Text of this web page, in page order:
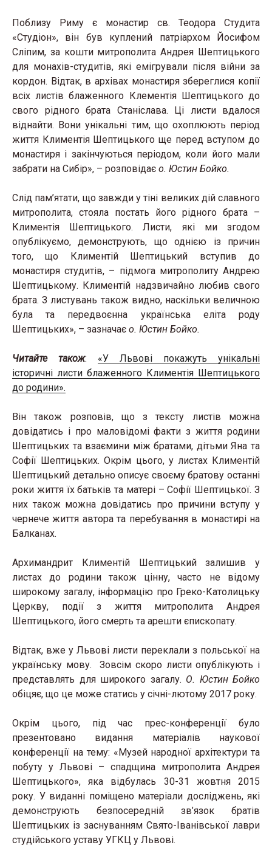
Поблизу Риму є монастир св. Теодора Студита
«Студіон», він був куплений патріархом Йосифом
Сліпим, за кошти митрополита Андрея Шептицького
для монахів-студитів, які емігрували після війни за
кордон. Відтак, в архівах монастиря збереглися копії
всіх листів блаженного Клементія Шептицького до
свого рідного брата Станіслава. Ці листи вдалося
віднайти. Вони унікальні тим, що охоплюють період
життя Климентія Шептицького ще перед вступом до
монастиря і закінчуються періодом, коли його мали
забрати на Сибір», – розповідає о. Юстин Бойко.
Слід пам’ятати, що завжди у тіні великих дій славного
митрополита, стояла постать його рідного брата –
Климентія Шептицького. Листи, які ми згодом
опублікуємо, демонструють, що однією із причин
того, що Климентій Шептицький вступив до
монастиря студитів, – підмога митрополиту Андрею
Шептицькому. Климентій надзвичайно любив свого
брата. З листувань також видно, наскільки величною
була та передвоєнна українська еліта роду
Шептицьких», – зазначає о. Юстин Бойко.
Читайте також: «У Львові покажуть унікальні
історичні листи блаженного Климентія Шептицького
до родини».
Він також розповів, що з тексту листів можна
довідатись і про маловідомі факти з життя родини
Шептицьких та взаємини між братами, дітьми Яна та
Софії Шептицьких. Окрім цього, у листах Климентій
Шептицький детально описує своєму братову останні
роки життя їх батьків та матері – Софії Шептицької. З
них також можна довідатись про причини вступу у
чернече життя автора та перебування в монастирі на
Балканах.
Архимандрит Климентій Шептицький залишив у
листах до родини також цінну, часто не відому
широкому загалу, інформацію про Греко-Католицьку
Церкву, події з життя митрополита Андрея
Шептицького, його смерть та арешти єпископату.
Відтак, вже у Львові листи переклали з польської на
українську мову. Зовсім скоро листи опублікують і
представлять для широкого загалу. О. Юстин Бойко
обіцяє, що це може статись у січні-лютому 2017 року.
Окрім цього, під час прес-конференції було
презентовано видання матеріалів наукової
конференції на тему: «Музей народної архітектури та
побуту у Львові – спадщина митрополита Андрея
Шептицького», яка відбулась 30-31 жовтня 2015
року. У виданні поміщено матеріали досліджень, які
демонструють безпосередній зв’язок братів
Шептицьких із заснуванням Свято-Іванівської лаври
студійського уставу УГКЦ у Львові.